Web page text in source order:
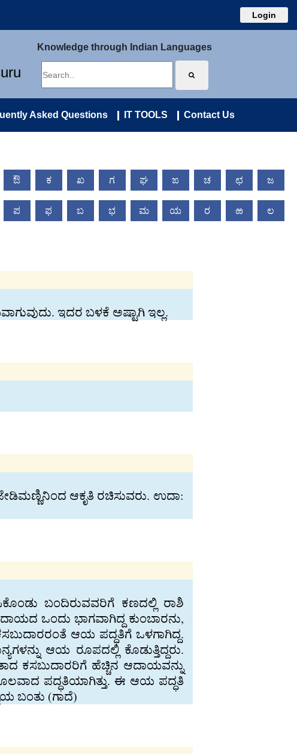
Login
Knowledge through Indian Languages
Asked Questions IT TOOLS Contact Us
ಔ ಕ ಖ ಗ ಘ ಙ ಚ ಛ ಜ
ಪ ಫ ಬ ಭ ಮ ಯ ರ ಱ ಲ
ಇದರ ಬಳಕೆ ಅಷ್ಟಾಗಿ ಇಲ್ಲ.
ಆಕೃತಿ ರಚಿಸುವರು. ಉದಾ:
ಬಂದಿರುವವರಿಗೆ ಕಣದಲ್ಲಿ ರಾಶಿ
ಒಂದು ಭಾಗವಾಗಿದ್ದ ಕುಂಬಾರನು,
ಆಯ ಪದ್ಧತಿಗೆ ಒಳಗಾಗಿದ್ದ.
ಆಯ ರೂಪದಲ್ಲಿ ಕೊಡುತ್ತಿದ್ದರು.
ಕಸಬುದಾರರಿಗೆ ಹೆಚ್ಚಿನ ಆದಾಯವನ್ನು
ಪದ್ಧತಿಯಾಗಿತ್ತು. ಈ ಆಯ ಪದ್ಧತಿ
ಬಂತು (ಗಾದೆ)